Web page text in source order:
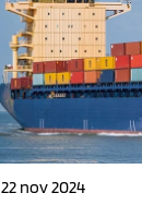
22 nov 2024